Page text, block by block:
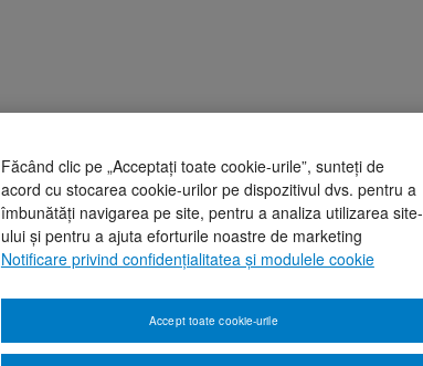
Făcând clic pe „Acceptați toate cookie-urile”, sunteți de
acord cu stocarea cookie-urilor pe dispozitivul dvs. pentru a
îmbunătăți navigarea pe site, pentru a analiza utilizarea site-
ului și pentru a ajuta eforturile noastre de marketing
Notificare privind confidențialitatea și modulele cookie
Accept toate cookie-urile